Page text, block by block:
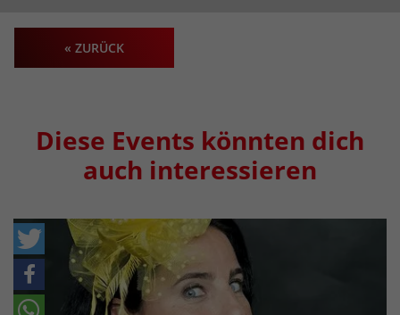
« ZURÜCK
Diese Events könnten dich
auch interessieren